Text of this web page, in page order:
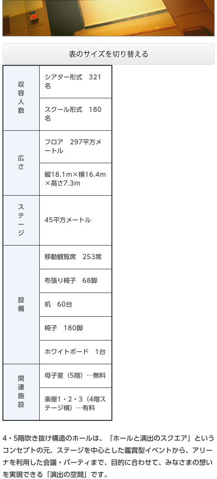
表のサイズを切り替える
収
容
人
数
シアター形式 321
名
スクール形式 180
名
広
さ
フロア 297平方メ
ートル
縦18.1ｍ×横16.4ｍ
×高さ7.3ｍ
ス
テ
ー
ジ
45平方メートル
設
備
移動観覧席 253席
布張り椅子 68脚
机 60台
椅子 180脚
ホワイトボード 1台
関
連
施
設
母子室（5階）…無料
楽屋1・2・3（4階ス
テージ横）…有料
4・5階吹き抜け構造のホールは、「ホールと演出のスクエア」という
コンセプトの元、ステージを中心とした鑑賞型イベントから、アリー
ナを利用した会議・パーティまで、目的に合わせて、みなさまの想い
を実現できる「演出の空間」です。